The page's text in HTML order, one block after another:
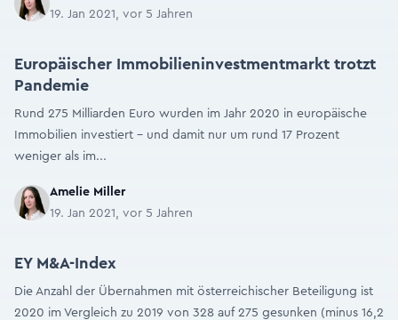
19. Jan 2021, vor 5 Jahren
Europäischer Immobilieninvestmentmarkt trotzt
Pandemie
Rund 275 Milliarden Euro wurden im Jahr 2020 in europäische
Immobilien investiert – und damit nur um rund 17 Prozent
weniger als im...
Amelie Miller
19. Jan 2021, vor 5 Jahren
EY M&A-Index
Die Anzahl der Übernahmen mit österreichischer Beteiligung ist
2020 im Vergleich zu 2019 von 328 auf 275 gesunken (minus 16,2